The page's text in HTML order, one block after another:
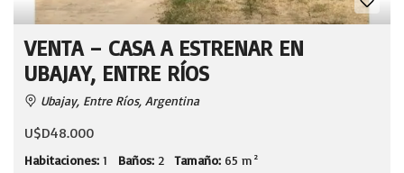
VENTA – CASA A ESTRENAR EN
UBAJAY, ENTRE RÍOS
Ubajay, Entre Ríos, Argentina
U$D48.000
Habitaciones: 1 Baños: 2 Tamaño: 65 m²